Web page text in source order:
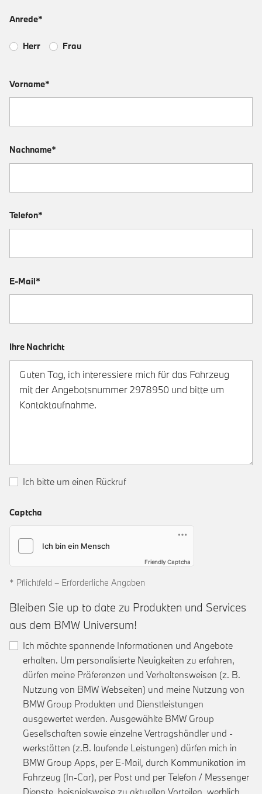
Anrede*
Herr Frau
Vorname*
Nachname*
Telefon*
E-Mail*
Ihre Nachricht
Ich bitte um einen Rückruf
Captcha
Friendly Captcha
* Pflichtfeld – Erforderliche Angaben
Bleiben Sie up to date zu Produkten und Services
aus dem BMW Universum!
Ich möchte spannende Informationen und Angebote
erhalten. Um personalisierte Neuigkeiten zu erfahren,
dürfen meine Präferenzen und Verhaltensweisen (z. B.
Nutzung von BMW Webseiten) und meine Nutzung von
BMW Group Produkten und Dienstleistungen
ausgewertet werden. Ausgewählte BMW Group
Gesellschaften sowie einzelne Vertragshändler und -
werkstätten (z.B. laufende Leistungen) dürfen mich in
BMW Group Apps, per E-Mail, durch Kommunikation im
Fahrzeug (In-Car), per Post und per Telefon / Messenger